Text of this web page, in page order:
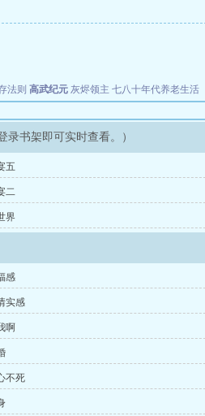
法则 高武纪元 灰烬领主 七八十年代养老生活
录书架即可实时查看。）
五
二
界
感
实感
啊
不死